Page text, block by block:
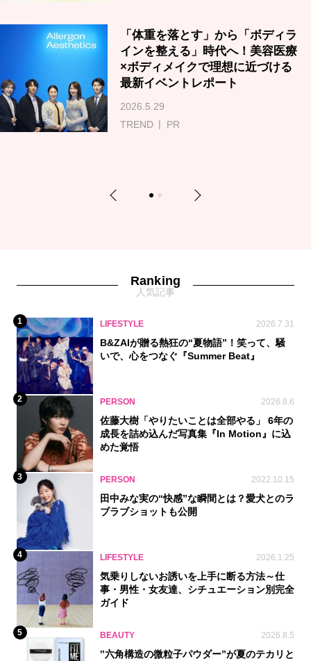
「体重を落とす」から「ボディラ
インを整える」時代へ！美容医療
×ボディメイクで理想に近づける
最新イベントレポート
2026.5.29
TREND
PR
Previous 1 2 Next
Ranking
人気記事
1 LIFESTYLE 2026.7.31
B&ZAIが贈る熱狂の“夏物語”！笑って、騒
いで、心をつなぐ『Summer Beat』
2 PERSON 2026.8.6
佐藤大樹「やりたいことは全部やる」 6年の
成長を詰め込んだ写真集『In Motion』に込
めた覚悟
3 PERSON 2022.10.15
田中みな実の“快感”な瞬間とは？愛犬とのラ
ブラブショットも公開
4 LIFESTYLE 2026.1.25
気乗りしないお誘いを上手に断る方法～仕
事・男性・女友達、シチュエーション別完全
ガイド
5 BEAUTY 2026.8.5
‟六角構造の微粒子パウダー”が夏のテカリと